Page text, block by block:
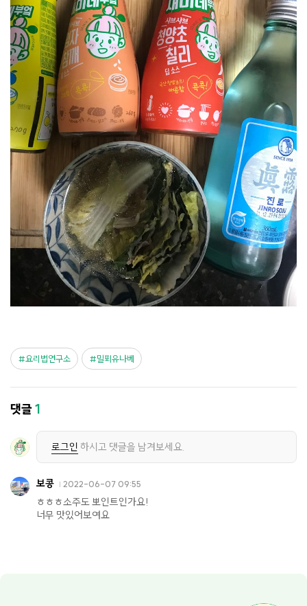
요리법연구소 밀푀유나베
댓글1
로그인 하시고 댓글을 남겨보세요.
보콩 2022-06-07 09:55
ㅎㅎㅎ소주도 뽀인트인가요!
너무 맛있어보여요